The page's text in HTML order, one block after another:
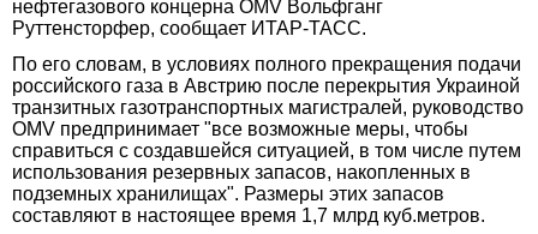
нефтегазового концерна OMV Вольфганг
Руттенсторфер, сообщает ИТАР-ТАСС.
По его словам, в условиях полного прекращения подачи
российского газа в Австрию после перекрытия Украиной
транзитных газотранспортных магистралей, руководство
OMV предпринимает "все возможные меры, чтобы
справиться с создавшейся ситуацией, в том числе путем
использования резервных запасов, накопленных в
подземных хранилищах". Размеры этих запасов
составляют в настоящее время 1,7 млрд куб.метров.